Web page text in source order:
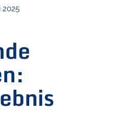
2025